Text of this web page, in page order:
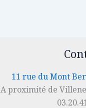
11 rue du Mont
A proximité de